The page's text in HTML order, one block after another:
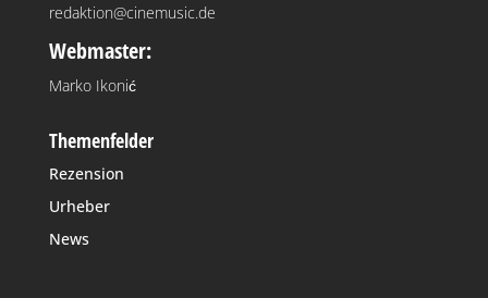
redaktion@cinemusic.de
Webmaster:
Marko Ikonić
Themenfelder
Rezension
Urheber
News